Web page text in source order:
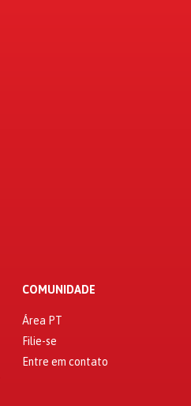
COMUNIDADE
Área PT
Filie-se
Entre em contato